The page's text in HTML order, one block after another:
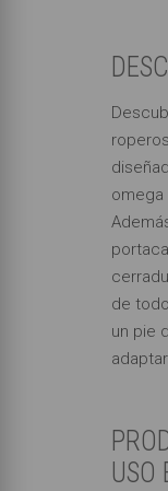
omega
de
un pie
USO